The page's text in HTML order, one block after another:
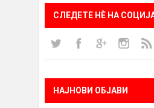
СЛЕДЕТЕ НÈ НА
НАЈНОВИ ОБЈАВИ